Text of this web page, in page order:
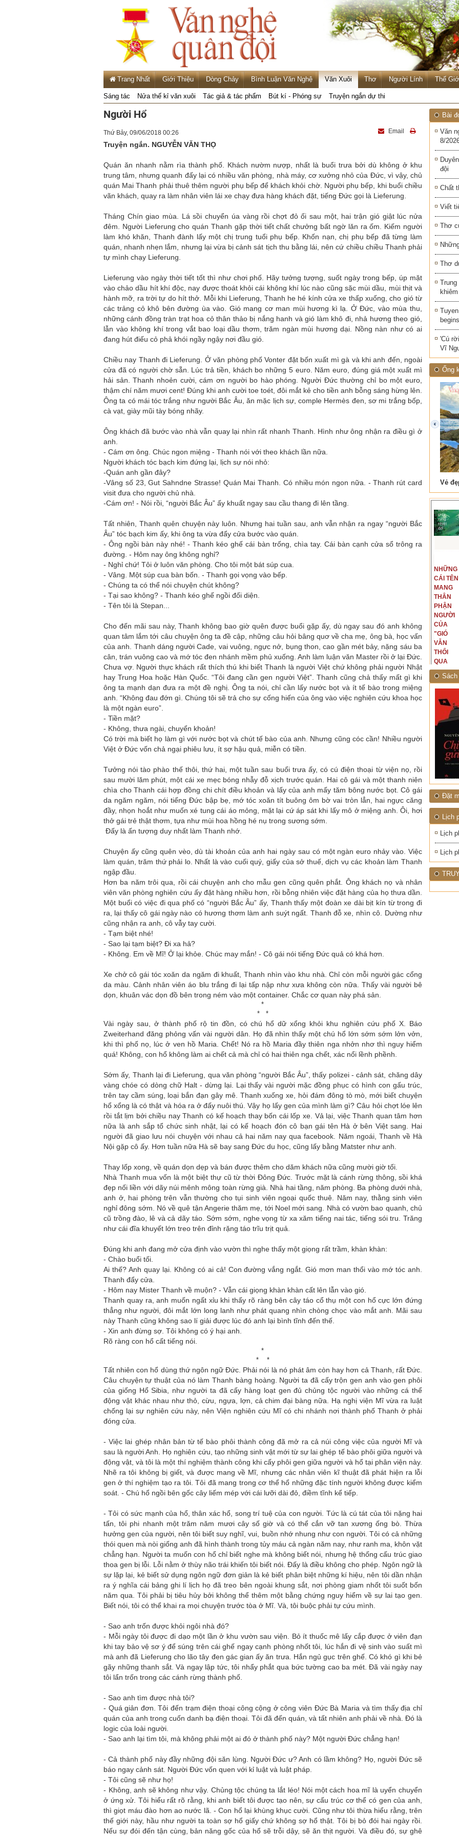
Trang Nhất Giới Thiệu Dòng Chảy Bình Luận Văn Nghệ Văn Xuôi Thơ Người Lính Thế
Sáng tác Nửa thế kỉ văn xuôi Tác giả & tác phẩm Bút kí - Phóng sự Truyện ngắn dự thi
Người Hổ
Thứ Bảy, 09/06/2018 00:26 Email
Truyện ngắn. NGUYỄN VĂN THỌ
Quán ăn nhanh nằm rìa thành phố. Khách nườm nượp, nhất là buổi trưa bởi dù không ở khu
trung tâm, nhưng quanh đấy lại có nhiều văn phòng, nhà máy, cơ xưởng nhỏ của Đức, vì vậy, chủ
quán Mai Thanh phải thuê thêm người phụ bếp để khách khỏi chờ. Người phụ bếp, khi buổi chiều
vãn khách, quay ra làm nhân viên lái xe chạy đưa hàng khách đặt, tiếng Đức gọi là Lieferung.
Tháng Chín giao mùa. Lá sồi chuyển úa vàng rồi chợt đỏ ối sau một, hai trận gió giật lúc nửa
đêm. Người Lieferung cho quán Thanh gặp thời tiết chất chưởng bất ngờ lăn ra ốm. Kiếm người
làm khó khăn, Thanh đành lấy một chị trung tuổi phụ bếp. Khốn nạn, chị phụ bếp đã từng làm
quán, nhanh nhẹn lắm, nhưng lại vừa bị cảnh sát tịch thu bằng lái, nên cứ chiều chiều Thanh phải
tự mình chạy Lieferung.
Lieferung vào ngày thời tiết tốt thì như chơi phố. Hãy tưởng tượng, suốt ngày trong bếp, úp mặt
vào chảo dầu hít khí độc, nay được thoát khỏi cái không khí lúc nào cũng sặc mùi dầu, mùi thịt và
hành mỡ, ra trời tự do hít thở. Mỗi khi Lieferung, Thanh he hé kính cửa xe thấp xuống, cho gió từ
các trảng cỏ khô bên đường ùa vào. Gió mang cơ man mùi hương kì lạ. Ở Đức, vào mùa thu,
những cánh đồng tràn trạt hoa cỏ thân thảo bị nắng hanh và gió làm khô đi, nhả hương theo gió,
lẫn vào không khí trong vắt bao loại dầu thơm, trăm ngàn mùi hương dại. Nồng nàn như có ai
đang hút điếu cỏ phả khói ngầy ngậy nơi đầu gió.
Chiều nay Thanh đi Lieferung. Ở văn phòng phố Vonter đặt bốn xuất mì gà và khi anh đến, ngoài
cửa đã có người chờ sẵn. Lúc trả tiền, khách bo những 5 euro. Năm euro, đúng giá một xuất mì
hải sản. Thanh nhoẻn cười, cám ơn người bo hào phóng. Người Đức thường chỉ bo một euro,
thậm chí năm mươi cent! Đúng khi anh cười toe toét, đôi mắt kẻ cho tiền anh bỗng sáng hừng lên.
Ông ta có mái tóc trắng như người Bắc Âu, ăn mặc lịch sự, comple Hermès đen, sơ mi trắng bốp,
cà vạt, giày mũi tày bóng nhãy.
Ông khách đã bước vào nhà vẫn quay lại nhìn rất nhanh Thanh. Hình như ông nhận ra điều gì ở
anh.
- Cám ơn ông. Chúc ngon miệng - Thanh nói với theo khách lần nữa.
Người khách tóc bạch kim đứng lại, lịch sự nói nhỏ:
-Quán anh gần đây?
-Vâng số 23, Gut Sahndne Strasse! Quán Mai Thanh. Có nhiều món ngon nữa. - Thanh rút card
visit đưa cho người chủ nhà.
-Cám ơn! - Nói rồi, “người Bắc Âu” ấy khuất ngay sau cầu thang đi lên tầng.
Tất nhiên, Thanh quên chuyện này luôn. Nhưng hai tuần sau, anh vẫn nhận ra ngay “người Bắc
Âu” tóc bạch kim ấy, khi ông ta vừa đẩy cửa bước vào quán.
- Ông ngồi bàn này nhé! - Thanh kéo ghế cái bàn trống, chìa tay. Cái bàn cạnh cửa sổ trông ra
đường. - Hôm nay ông không nghỉ?
- Nghỉ chứ! Tôi ở luôn văn phòng. Cho tôi một bát súp cua.
- Vâng. Một súp cua bàn bốn. - Thanh gọi vọng vào bếp.
- Chúng ta có thể nói chuyện chút không?
- Tại sao không? - Thanh kéo ghế ngồi đối diện.
- Tên tôi là Stepan...
Cho đến mãi sau này, Thanh không bao giờ quên được buổi gặp ấy, dù ngay sau đó anh không
quan tâm lắm tới câu chuyện ông ta đề cập, những câu hỏi bâng quơ về cha mẹ, ông bà, học vấn
của anh. Thanh dáng người Cade, vai vuông, ngực nở, bụng thon, cao gần mét bảy, nặng sáu ba
cân, trán vuông cao và mớ tóc đen nhánh mềm phủ xuống. Anh làm luận văn Master rồi ở lại Đức.
Chưa vợ. Người thực khách rất thích thú khi biết Thanh là người Việt chứ không phải người Nhật
hay Trung Hoa hoặc Hàn Quốc. “Tôi đang cần gen người Việt”. Thanh cũng chả thấy mất gì khi
ông ta mạnh dạn đưa ra một đề nghị. Ông ta nói, chỉ cần lấy nước bọt và ít tế bào trong miệng
anh. “Không đau đớn gì. Chúng tôi sẽ trả cho sự cống hiến của ông vào việc nghiên cứu khoa học
là một ngàn euro”.
- Tiền mặt?
- Không, thưa ngài, chuyển khoản!
Có trời mà biết họ làm gì với nước bọt và chút tế bào của anh. Nhưng cũng cóc cần! Nhiều người
Việt ở Đức vốn chả ngại phiêu lưu, ít sợ hậu quả, miễn có tiền.
Tưởng nói tào phào thế thôi, thứ hai, một tuần sau buổi trưa ấy, có cú điện thoại từ viện nọ, rồi
sau mười lăm phút, một cái xe mẹc bóng nhẫy đỗ xịch trước quán. Hai cô gái và một thanh niên
chìa cho Thanh cái hợp đồng chi chít điều khoản và lấy của anh mấy tăm bông nước bọt. Cô gái
da ngăm ngăm, nói tiếng Đức bập bẹ, mớ tóc xoăn tít buông ôm bờ vai tròn lẳn, hai ngực căng
đầy, nhọn hoắt như muốn xé tung cái áo mỏng, mặt lại cứ áp sát khi lấy mô ở miệng anh. Ôi, hơi
thở gái trẻ thật thơm, tựa như mùi hoa hồng hé nụ trong sương sớm.
Đấy là ấn tượng duy nhất làm Thanh nhớ.
Chuyện ấy cũng quên vèo, dù tài khoản của anh hai ngày sau có một ngàn euro nhảy vào. Việc
làm quán, trăm thứ phải lo. Nhất là vào cuối quý, giấy của sở thuế, dịch vụ các khoản làm Thanh
ngập đầu.
Hơn ba năm trôi qua, rồi cái chuyện anh cho mẫu gen cũng quên phắt. Ông khách nọ và nhân
viên văn phòng nghiên cứu ấy đặt hàng nhiều hơn, rồi bỗng nhiên việc đặt hàng của họ thưa dần.
Một buổi có việc đi qua phố có “người Bắc Âu” ấy, Thanh thấy một đoàn xe dài bịt kín từ trong đi
ra, lại thấy cô gái ngày nào có hương thơm làm anh suýt ngất. Thanh đỗ xe, nhìn cô. Dường như
cũng nhận ra anh, cô vẫy tay cười.
- Tạm biệt nhé!
- Sao lại tạm biệt? Đi xa hả?
- Không. Em về Mĩ! Ở lại khỏe. Chúc may mắn! - Cô gái nói tiếng Đức quả có khá hơn.
Xe chở cô gái tóc xoăn da ngăm đi khuất, Thanh nhìn vào khu nhà. Chỉ còn mỗi người gác cổng
da màu. Cảnh nhân viên áo blu trắng đi lại tấp nập như xưa không còn nữa. Thấy vài người bê
dọn, khuân vác dọn đồ bên trong ném vào một container. Chắc cơ quan này phá sản.
*
* *
Vài ngày sau, ở thành phố rộ tin đồn, có chú hổ dữ xổng khỏi khu nghiên cứu phố X. Báo
Zweiterhand đăng phỏng vấn vài người dân. Họ đã nhìn thấy một chú hổ lớn sớm sớm lởn vởn,
khi thì phố nọ, lúc ở ven hồ Maria. Chết! Nó ra hồ Maria đầy thiên nga nhởn nhơ thì nguy hiểm
quá! Không, con hổ không làm ai chết cả mà chỉ có hai thiên nga chết, xác nổi lềnh phềnh.
Sớm ấy, Thanh lại đi Lieferung, qua văn phòng “người Bắc Âu”, thấy polizei - cảnh sát, chăng dây
vàng chóe có dòng chữ Halt - dừng lại. Lại thấy vài người mặc đồng phục có hình con gấu trúc,
trên tay cầm súng, loại bắn đạn gây mê. Thanh xuống xe, hỏi đám đông tò mò, mới biết chuyện
hổ xổng là có thật và hóa ra ở đấy nuôi thú. Vậy họ lấy gen của mình làm gì? Câu hỏi chợt lóe lên
rồi tắt lịm bởi chiều nay Thanh có kế hoạch thay bốn cái lốp xe. Vả lại, việc Thanh quan tâm hơn
nữa là anh sắp tổ chức sinh nhật, lại có kế hoạch đón cô bạn gái tên Hà ở bên Việt sang. Hai
người đã giao lưu nói chuyện với nhau cả hai năm nay qua facebook. Năm ngoái, Thanh về Hà
Nội gặp cô ấy. Hơn tuần nữa Hà sẽ bay sang Đức du học, cũng lấy bằng Matster như anh.
Thay lốp xong, về quán dọn dẹp và bán được thêm cho dăm khách nữa cũng mười giờ tối.
Nhà Thanh mua vốn là một biệt thự cũ từ thời Đông Đức. Trước mặt là cánh rừng thông, sồi khá
đẹp nối liền với dãy núi mênh mông toàn rừng già. Nhà hai tầng, năm phòng. Ba phòng dưới nhà,
anh ở, hai phòng trên vẫn thường cho tụi sinh viên ngoại quốc thuê. Năm nay, thằng sinh viên
nghỉ đông sớm. Nó về quê tận Angerie thăm mẹ, tới Noel mới sang. Nhà có vườn bao quanh, chủ
cũ trồng đào, lê và cả dãy táo. Sớm sớm, nghe vọng từ xa xăm tiếng nai tác, tiếng sói tru. Trăng
như cái đĩa khuyết lớn treo trên đỉnh rặng táo trĩu trịt quả.
Đúng khi anh đang mở cửa định vào vườn thì nghe thấy một giọng rất trầm, khàn khàn:
- Chào buổi tối.
Ai thế? Anh quay lại. Không có ai cả! Con đường vắng ngắt. Gió mơn man thổi vào mớ tóc anh.
Thanh đẩy cửa.
- Hôm nay Mister Thanh về muộn? - Vẫn cái giọng khàn khàn cất lên lẫn vào gió.
Thanh quay ra, anh muốn ngất xỉu khi thấy rõ ràng bên cây táo cổ thụ một con hổ cực lớn đứng
thẳng như người, đôi mắt lớn long lanh như phát quang nhìn chòng chọc vào mắt anh. Mãi sau
này Thanh cũng không sao lí giải được lúc đó anh lại bình tĩnh đến thế.
- Xin anh đừng sợ. Tôi không có ý hại anh.
Rõ ràng con hổ cất tiếng nói.
*
* *
Tất nhiên con hổ dùng thứ ngôn ngữ Đức. Phải nói là nó phát âm còn hay hơn cả Thanh, rất Đức.
Câu chuyện tự thuật của nó làm Thanh bàng hoàng. Người ta đã cấy trộn gen anh vào gen phôi
của giống Hổ Sibia, như người ta đã cấy hàng loạt gen đủ chủng tộc người vào những cá thể
động vật khác nhau như thỏ, cừu, ngựa, lợn, cả chim đại bàng nữa. Hạ nghị viện Mĩ vừa ra luật
chống lại sự nghiên cứu này, nên Viện nghiên cứu Mĩ có chi nhánh nơi thành phố Thanh ở phải
đóng cửa.
- Việc lai ghép nhân bản từ tế bào phôi thành công đã mở ra cả núi công việc của người Mĩ và
sau là người Anh. Họ nghiên cứu, tạo những sinh vật mới từ sự lai ghép tế bào phôi giữa người và
động vật, và tôi là một thí nghiệm thành công khi cấy phôi gen giữa người và hổ tại phân viện này.
Nhẽ ra tôi không bị giết, và được mang về Mĩ, nhưng các nhân viên kĩ thuật đã phát hiện ra lỗi
gen ở thí nghiệm tạo ra tôi. Tôi đã mang trong cơ thể hổ những đặc tính người không được kiểm
soát. - Chú hổ ngồi bên gốc cây liếm mép với cái lưỡi dài đỏ, điềm tĩnh kể tiếp.
- Tôi có sức mạnh của hổ, thân xác hổ, song trí tuệ của con người. Tức là cú tát của tôi nặng hai
tấn, tôi phi nhanh một trăm năm mươi cây số giờ và có thể cắn vỡ tan xương ống bò. Thừa
hưởng gen của người, nên tôi biết suy nghĩ, vui, buồn nhớ nhung như con người. Tôi có cả những
thói quen mà nòi giống anh đã hình thành trong tủy máu cả ngàn năm nay, như ranh ma, khôn vặt
chẳng hạn. Người ta muốn con hổ chỉ biết nghe mà không biết nói, nhưng hệ thống cấu trúc giao
thoa gen bị lỗi. Lỗi nằm ở thùy não trái khiến tôi biết nói. Đấy là điều không cho phép. Ngôn ngữ là
sự lặp lại, kẻ biết sử dụng ngôn ngữ đơn giản là kẻ biết phân biệt những kí hiệu, nên tôi dần nhận
ra ý nghĩa cái bảng ghi lí lịch họ đã treo bên ngoài khung sắt, nơi phòng giam nhốt tôi suốt bốn
năm qua. Tôi phải bị tiêu hủy bởi không thể thêm một bằng chứng nguy hiểm về sự lai tạo gen.
Biết nói, tôi có thể khai ra mọi chuyện trước tòa ở Mĩ. Và, tôi buộc phải tự cứu mình.
- Sao anh trốn được khỏi ngôi nhà đó?
- Mỗi ngày tôi được đi dạo một lần ở khu vườn sau viện. Bỏ ít thuốc mê lấy cắp được ở viên đạn
khi tay bảo vệ sơ ý để súng trên cái ghế ngay cạnh phòng nhốt tôi, lúc hắn đi vệ sinh vào suất mì
mà anh đã Lieferung cho lão tây đen gác gian ấy ăn trưa. Hắn ngủ gục trên ghế. Có khó gì khi bẻ
gãy những thanh sắt. Và ngay lập tức, tôi nhẩy phắt qua bức tường cao ba mét. Đã vài ngày nay
tôi lẩn trốn trong các cánh rừng thành phố.
- Sao anh tìm được nhà tôi?
- Quá giản đơn. Tôi đến trạm điện thoại công cộng ở công viên Đức Bà Maria và tìm thấy địa chỉ
quán của anh trong cuốn danh bạ điện thoại. Tôi đã đến quán, và tất nhiên anh phải về nhà. Đó là
logic của loài người.
- Sao anh lại tìm tôi, mà không phải một ai đó ở thành phố này? Một người Đức chẳng hạn!
- Cả thành phố này đầy những đội săn lùng. Người Đức ư? Anh có lầm không? Họ, người Đức sẽ
báo ngay cảnh sát. Người Đức vốn quen với kỉ luật và luật pháp.
- Tôi cũng sẽ như họ!
- Không, anh sẽ không như vậy. Chủng tộc chúng ta lắt léo! Nói một cách hoa mĩ là uyển chuyển
ở ứng xử. Tôi hiểu rất rõ rằng, khi anh biết tôi được tạo nên, sự cấu trúc cơ thể có gen của anh,
thì giọt máu đào hơn ao nước lã. - Con hổ lại khùng khục cười. Cũng như tôi thừa hiểu rằng, trên
thế giới này, hầu như người ta toàn sợ hổ giấy chứ không sợ hổ thật. Tôi bị bỏ đói hai ngày rồi.
Nếu sự đói đến tận cùng, bản năng gốc của hổ sẽ trỗi dậy, sẽ ăn thịt người. Và điều đó, sự ghê
Bài
Văn
8/
đội
Chất
Viết
Thơ
Thơ
'Cú
Vĩ
Ống
Mùa xanh Tam Cốc Lẫm liệt Hải Vân quan
prev
NHỮNG
NGƯỜI
TÔI GẶP,
NHỮNG
CHUYỆN
Tôi từng hình dung viết văn là
công việc của sự hư cấu, một
hành trình phác dựng thế giới từ
trí tưởng tượng, nơi nhà văn tự
do tạo hình mọi thứ theo ý mình...
(TRẦN THỊ TÚ NGỌC)
NGUYÊN
MẪU
ĐÃ PHẤT
CAO CỜ
HỒNG
THÁNG
TÁM
NĂM
1945
NHỮNG
CÁI TÊN
MANG
THÂN
PHẬN
NGƯỜI
CỦA
"GIÓ
VẪN
THỔI
QUA
RỪNG
NHIỆT
ĐỚI"
Đặt
Lịch
Lịch
Lịch